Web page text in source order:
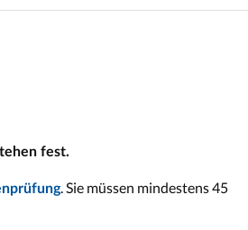
fest.
. Sie müssen mindestens 45